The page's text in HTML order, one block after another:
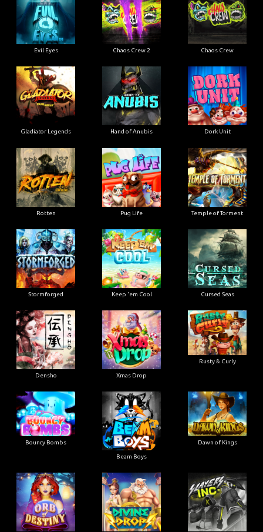
Evil Eyes Chaos Crew 2 Chaos Crew
Gladiator Legends Hand of Anubis Dork Unit
Rotten Pug Life Temple of Torment
Stormforged Keep 'em Cool Cursed Seas
Densho Xmas Drop
Rusty & Curly
Bouncy Bombs
Beam Boys
Dawn of Kings